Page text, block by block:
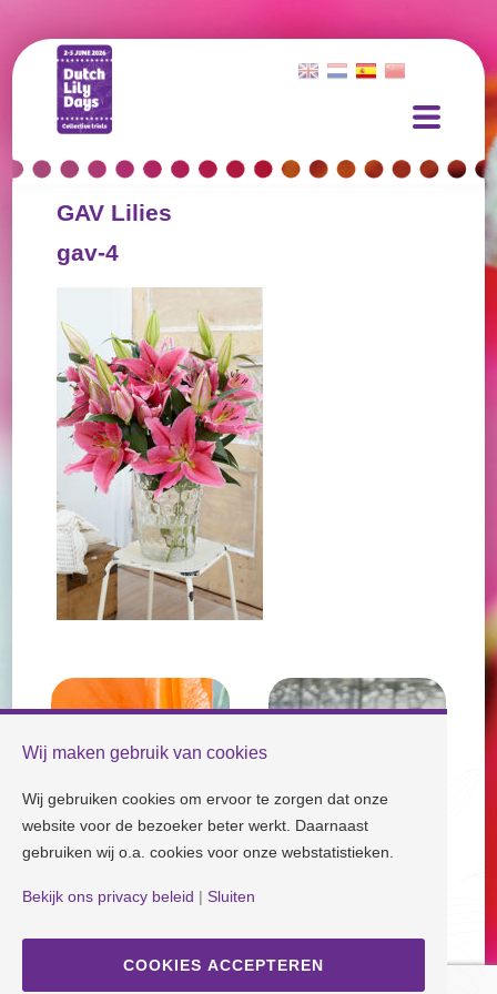
GAV Lilies
gav-4
Check our socials and stay tuned!
Wij maken gebruik van cookies
Wij gebruiken cookies om ervoor te zorgen dat onze
website voor de bezoeker beter werkt. Daarnaast
gebruiken wij o.a. cookies voor onze webstatistieken.
Bekijk ons privacy beleid | Sluiten
COOKIES ACCEPTEREN